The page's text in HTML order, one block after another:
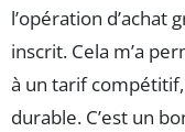
l’opération d’achat
inscrit. Cela m’a
à un tarif
durable. C’est un